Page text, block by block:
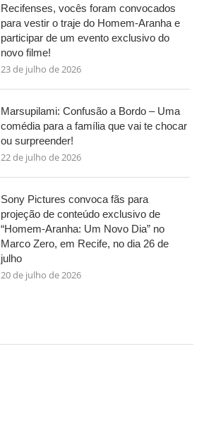
Recifenses, vocês foram convocados
para vestir o traje do Homem-Aranha e
participar de um evento exclusivo do
novo filme!
23 de julho de 2026
Marsupilami: Confusão a Bordo – Uma
comédia para a família que vai te chocar
ou surpreender!
22 de julho de 2026
Sony Pictures convoca fãs para
projeção de conteúdo exclusivo de
“Homem-Aranha: Um Novo Dia” no
Marco Zero, em Recife, no dia 26 de
julho
20 de julho de 2026